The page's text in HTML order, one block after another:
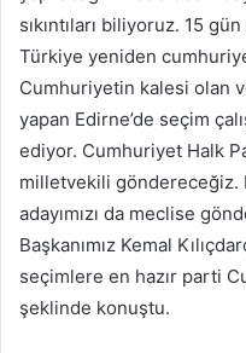
sıkıntıları biliyoruz. 15
Türkiye yeniden
Cumhuriyetin kalesi olan
yapan Edirne’de seçim
ediyor. Cumhuriyet Halk
milletvekili göndereceğiz.
adayımızı da meclise
Başkanımız Kemal
seçimlere en hazır parti
şeklinde konuştu.